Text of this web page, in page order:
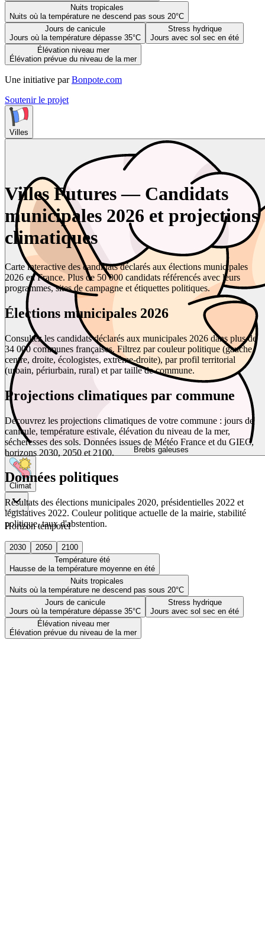
Nuits tropicales
Nuits où la température ne descend pas sous 20°C
Jours de canicule
Jours où la température dépasse 35°C
Stress hydrique
Jours avec sol sec en été
Élévation niveau mer
Élévation prévue du niveau de la mer
Une initiative par Bonpote.com
Soutenir le projet
Villes
Brebis galeuses
Climat
Horizon temporel
2030 2050
2100
Température été
Hausse de la température moyenne en été
Nuits tropicales
Nuits où la température ne descend pas sous 20°C
Jours de canicule
Jours où la température dépasse 35°C
Stress hydrique
Jours avec sol sec en été
Élévation niveau mer
Élévation prévue du niveau de la mer
Villes Futures — Candidats
municipales 2026 et projections
climatiques
Carte interactive des candidats déclarés aux élections municipales
2026 en France. Plus de 50 000 candidats référencés avec leurs
programmes, sites de campagne et étiquettes politiques.
Élections municipales 2026
Consultez les candidats déclarés aux municipales 2026 dans plus de
34 000 communes françaises. Filtrez par couleur politique (gauche,
centre, droite, écologistes, extrême-droite), par profil territorial
(urbain, périurbain, rural) et par taille de commune.
Projections climatiques par commune
Découvrez les projections climatiques de votre commune : jours de
canicule, température estivale, élévation du niveau de la mer,
sécheresses des sols. Données issues de Météo France et du GIEC,
horizons 2030, 2050 et 2100.
Données politiques
Résultats des élections municipales 2020, présidentielles 2022 et
législatives 2022. Couleur politique actuelle de la mairie, stabilité
politique, taux d'abstention.